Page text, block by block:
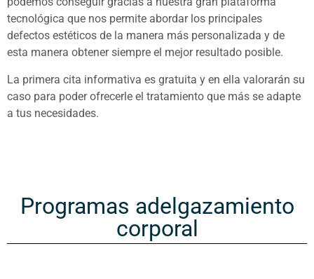
tecnológica que nos permite abordar los principales
defectos estéticos de la manera más personalizada y de
esta manera obtener siempre el mejor resultado posible.
La primera cita informativa es gratuita y en ella valorarán su
caso para poder ofrecerle el tratamiento que más se adapte
a tus necesidades.
Programas adelgazamiento
corporal